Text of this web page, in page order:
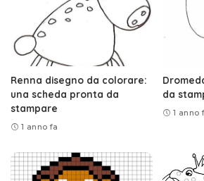
Renna disegno da colorare:
una scheda pronta da
stampare
1 anno fa
da
1 anno